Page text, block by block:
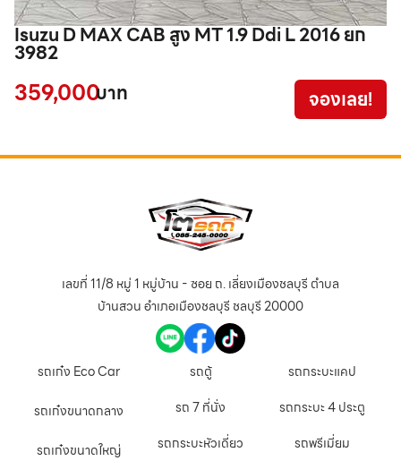
Isuzu D MAX CAB สูง MT 1.9 Ddi L 2016 ยก
3982
359,000บาท จองเลย!
เลขที่ 11/8 หมู่ 1 หมู่บ้าน - ซอย ถ. เลี่ยงเมืองชลบุรี ตำบล
บ้านสวน อำเภอเมืองชลบุรี ชลบุรี 20000
รถเก๋ง Eco Car
รถเก๋งขนาดกลาง
รถเก๋งขนาดใหญ่
รถตู้
รถ 7 ที่นั่ง
รถกระบะหัวเดี่ยว
รถกระบะแคป
รถกระบะ 4 ประตู
รถพรีเมี่ยม